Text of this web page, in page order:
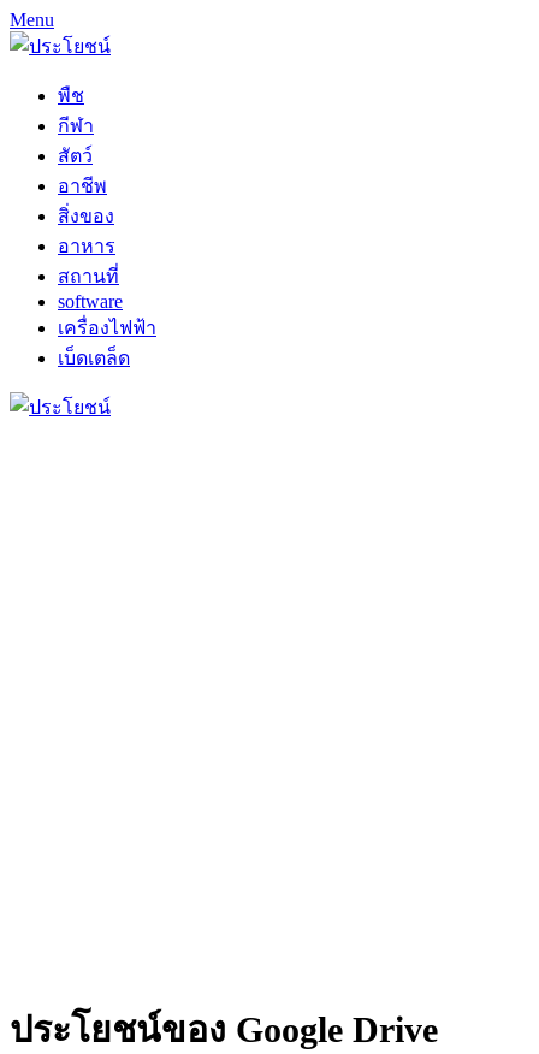
Menu
พืช
กีฬา
สัตว์
อาชีพ
สิ่งของ
อาหาร
สถานที่
software
เครื่องไฟฟ้า
เบ็ดเตล็ด
ประโยชน์ของ Google Drive